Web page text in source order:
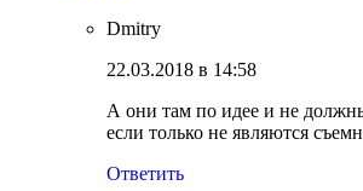
Dmitry
22.03.2018 в 14:58
А они там по идее и не
если только не являются
Ответить